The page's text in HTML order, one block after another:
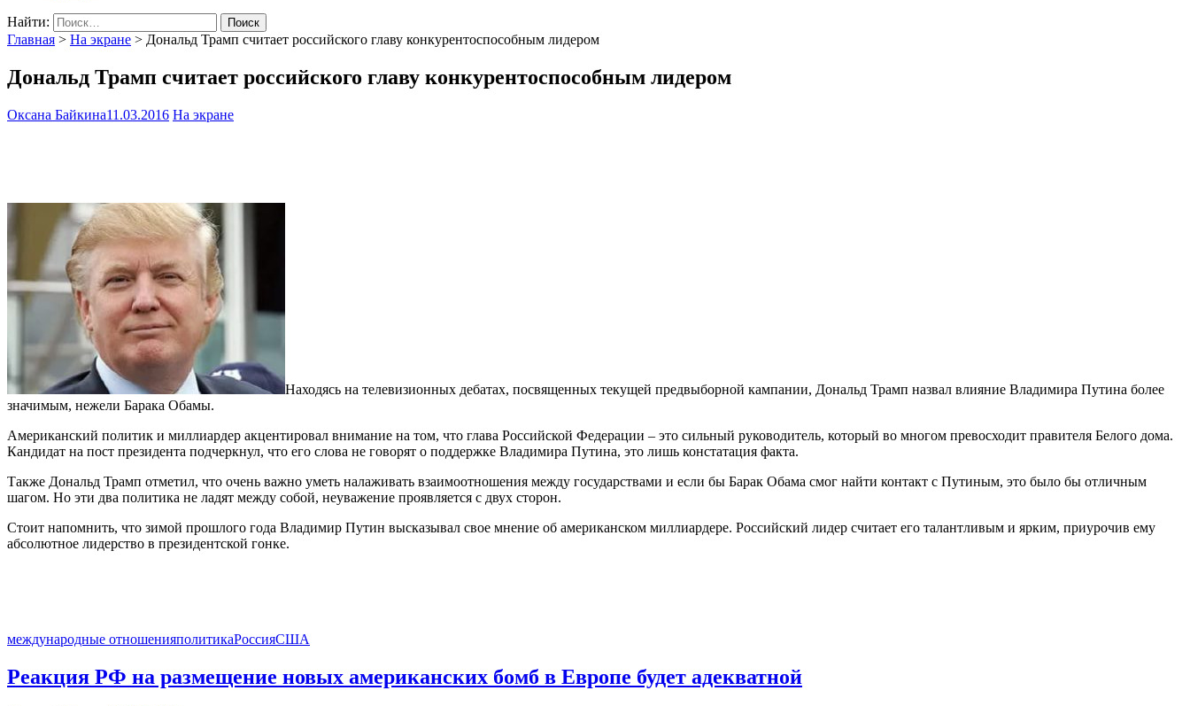
Найти:
Главная > На экране > Дональд Трамп считает российского главу конкурентоспособным лидером
Дональд Трамп считает российского главу конкурентоспособным лидером
Оксана Байкина11.03.2016 На экране
Находясь на телевизионных дебатах, посвященных текущей предвыборной кампании, Дональд Трамп назвал влияние Владимира Путина более
значимым, нежели Барака Обамы.
Американский политик и миллиардер акцентировал внимание на том, что глава Российской Федерации – это сильный руководитель, который во многом превосходит правителя Белого дома.
Кандидат на пост президента подчеркнул, что его слова не говорят о поддержке Владимира Путина, это лишь констатация факта.
Также Дональд Трамп отметил, что очень важно уметь налаживать взаимоотношения между государствами и если бы Барак Обама смог найти контакт с Путиным, это было бы отличным
шагом. Но эти два политика не ладят между собой, неуважение проявляется с двух сторон.
Стоит напомнить, что зимой прошлого года Владимир Путин высказывал свое мнение об американском миллиардере. Российский лидер считает его талантливым и ярким, приурочив ему
абсолютное лидерство в президентской гонке.
международные отношенияполитикаРоссияСША
Реакция РФ на размещение новых американских бомб в Европе будет адекватной